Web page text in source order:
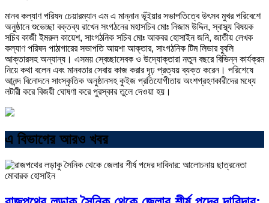
মানব কল্যাণ পরিষদ চেয়ারম্যান এম এ মান্নান ভূঁইয়ার সভাপতিত্বে উৎসব মুখর পরিবেশে
অনুষ্ঠানে শুভেচ্ছা বক্তব্য রাখেন সংগঠনের মহাসচিব মোঃ নিজাম উদ্দিন, স্বাস্থ্য বিষয়ক
সচিব কাজী ইমরুল কায়েশ, সাংগঠনিক সচিব মোঃ আকবর হোসাইন জনি, জাতীয় লেখক
কল্যাণ পরিষদ পাঠাগারের সভাপতি আয়শা আক্তার, সাংগঠনিক টিম লিডার বুবলি
আক্তারসহ অন্যান্য। এসময় স্বেচ্ছাসেবক ও উদ্যোক্তারা নতুন বছরে বিভিন্ন কার্যক্রম
নিয়ে কথা বলেন এবং মানবতার সেবায় কাজ করার দৃঢ় প্রত্যয় ব্যক্ত করেন। পরিশেষে
আনন্দ বিনোদনে সাংস্কৃতিক অনুষ্ঠানসহ কুইজ প্রতিযোগীতায় অংশগ্রহণকারীদের মধ্যে
লটারী করে বিজয়ী ঘোষণা করে পুরস্কার তুলে দেওয়া হয়।
এ বিভাগের আরও খবর